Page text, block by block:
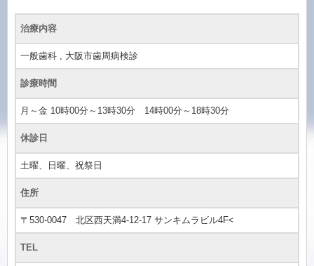
治療内容
一般歯科 , 大阪市歯周病検診
診療時間
月～金 10時00分～13時30分 14時00分～18時30分
休診日
土曜、日曜、祝祭日
住所
〒530-0047 北区西天満4-12-17 サンキムラビル4F<
TEL